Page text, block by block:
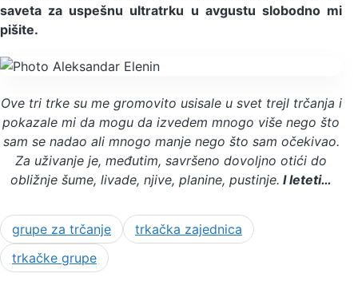
saveta za uspešnu ultratrku u avgustu slobodno mi
pišite.
Ove tri trke su me gromovito usisale u svet trejl trčanja i
pokazale mi da mogu da izvedem mnogo više nego što
sam se nadao ali mnogo manje nego što sam očekivao.
Za uživanje je, međutim, savršeno dovoljno otići do
obližnje šume, livade, njive, planine, pustinje. I leteti…
grupe za trčanje
trkačka zajednica
trkačke grupe